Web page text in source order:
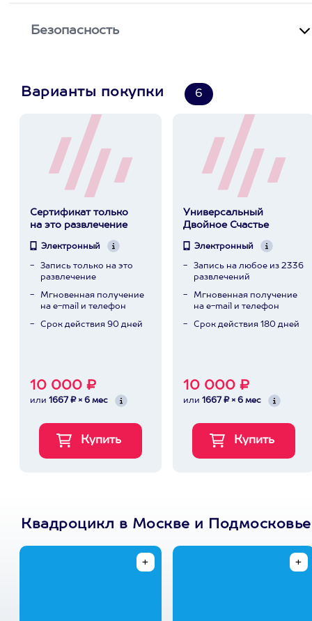
Безопасность
Варианты покупки 6
Сертификат только
на это развлечение
Электронный
Запись только на это
развлечение
Мгновенная получение
на e-mail и телефон
Срок действия 90 дней
10 000 ₽
или 1667 ₽ × 6 мес
Универсальный
Двойное Счастье
Электронный
Запись на любое из 2336
развлечений
Мгновенная получение
на e-mail и телефон
Срок действия 180 дней
10 000 ₽
или 1667 ₽ × 6 мес
Квадроцикл в Москве и Подмосковье